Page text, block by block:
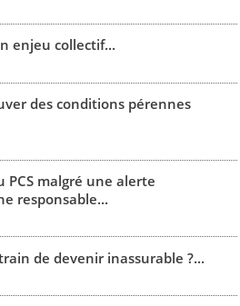
enjeu collectif...
des conditions pérennes
malgré une alerte
responsable...
de devenir inassurable ?...